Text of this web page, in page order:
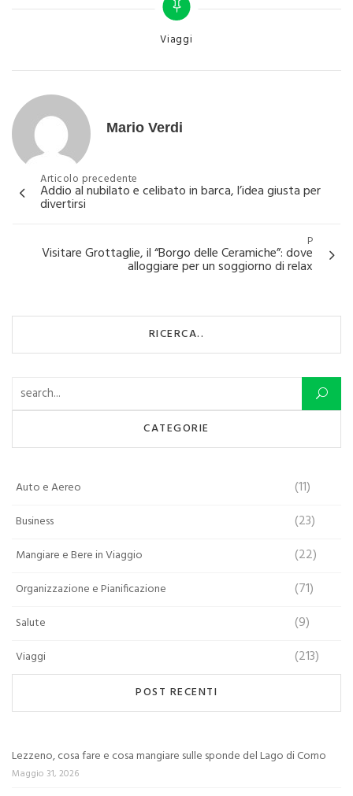
Categories
Viaggi
Mario Verdi
Navigazione
articoli
Articolo precedente
Addio al nubilato e celibato in barca, l’idea giusta per
divertirsi
P
Visitare Grottaglie, il “Borgo delle Ceramiche”: dove
alloggiare per un soggiorno di relax
RICERCA..
Ricerca per:
CATEGORIE
Auto e Aereo (11)
Business (23)
Mangiare e Bere in Viaggio (22)
Organizzazione e Pianificazione (71)
Salute (9)
Viaggi (213)
POST RECENTI
Lezzeno, cosa fare e cosa mangiare sulle sponde del Lago di Como
Maggio 31, 2026